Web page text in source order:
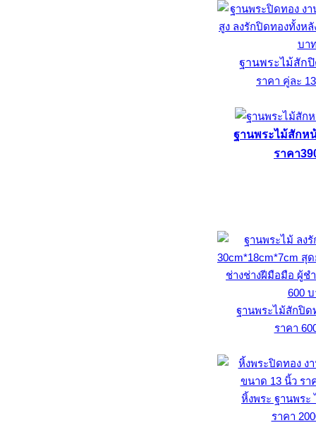
ฐานพระไม้สัก
ราคา คู่ละ
ฐานพระไม้สักห
ราคา
ฐานพระไม้สักปิด
ราคา
หิ้งพระ ฐานพร
ราคา